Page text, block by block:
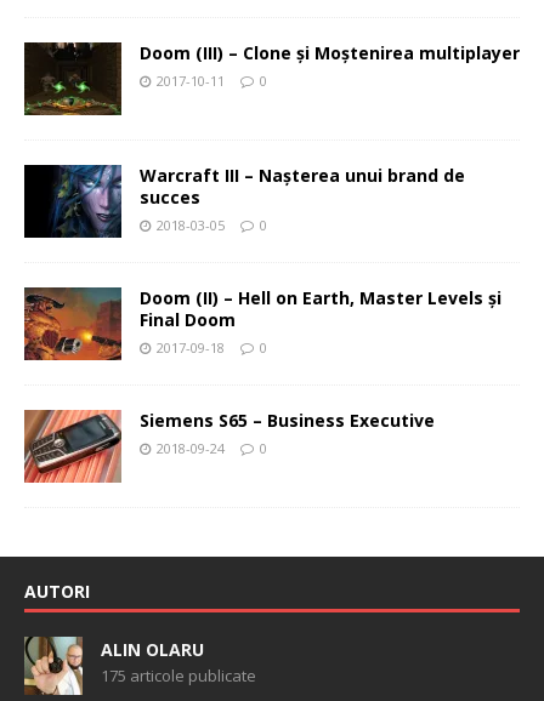
Doom (III) – Clone şi Moştenirea multiplayer
2017-10-11 0
Warcraft III – Naşterea unui brand de
succes
2018-03-05 0
Doom (II) – Hell on Earth, Master Levels şi
Final Doom
2017-09-18 0
Siemens S65 – Business Executive
2018-09-24 0
AUTORI
ALIN OLARU
175 articole publicate